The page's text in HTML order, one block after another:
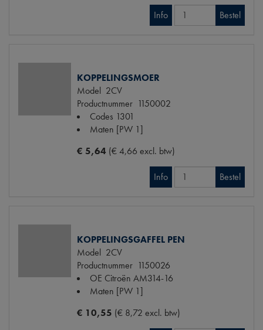
Info Bestel
KOPPELINGSMOER
Model 2CV
Productnummer 1150002
Codes 1301
Maten [PW 1]
€ 5,64 (€ 4,66 excl. btw)
Info Bestel
KOPPELINGSGAFFEL PEN
Model 2CV
Productnummer 1150026
OE Citroën AM314-16
Maten [PW 1]
€ 10,55 (€ 8,72 excl. btw)